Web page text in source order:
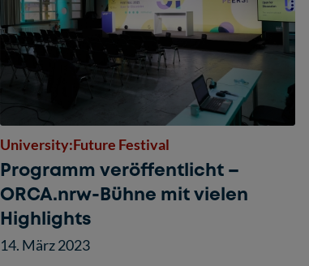
University:Future Festival
Programm veröffentlicht –
ORCA.nrw-Bühne mit vielen
Highlights
14. März 2023